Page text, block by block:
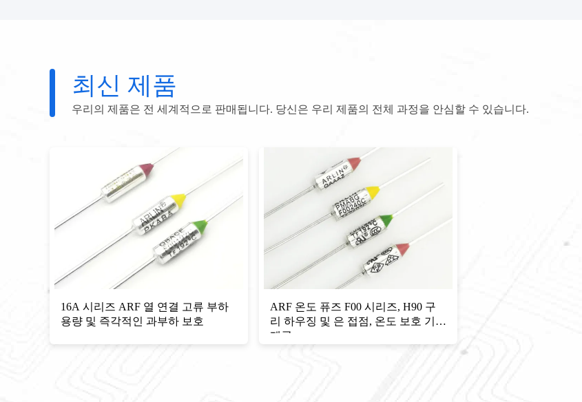
최신 제품
우리의 제품은 전 세계적으로 판매됩니다. 당신은 우리 제품의 전체 과정을 안심할 수 있습니다.
16A 시리즈 ARF 열 연결 고류 부하
용량 및 즉각적인 과부하 보호
ARF 온도 퓨즈 F00 시리즈, H90 구
리 하우징 및 은 접점, 온도 보호 기능
제공